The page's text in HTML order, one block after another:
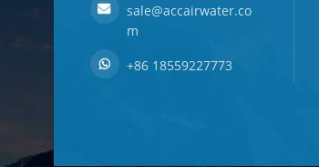
sale@accairwater.co
m
+86 18559227773